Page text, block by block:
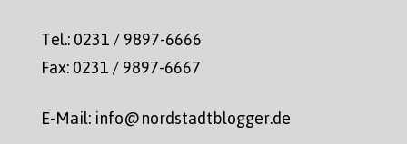
Tel.: 0231 / 9897-6666
Fax: 0231 / 9897-6667
E-Mail: info@nordstadtblogger.de